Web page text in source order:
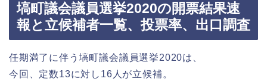
塙町議会議員選挙2020の開票結果速
報と立候補者一覧、投票率、出口調査
任期満了に伴う塙町議会議員選挙2020は、
今回、定数13に対し16人が立候補。